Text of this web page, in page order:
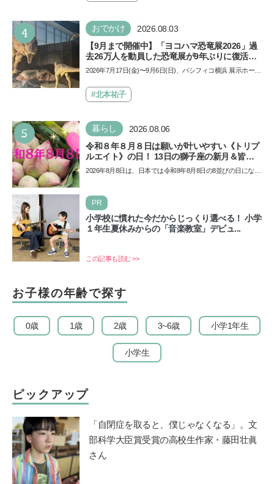
4 おでかけ 2026.08.03
【9月まで開催中】「ヨコハマ恐竜展2026」過
去26万人を動員した恐竜展が9年ぶりに復活！
夏休みのおでかけで楽しむポイントを完全ガイ
2026年7月17日(金)〜9月6日(日)、パシフィコ横浜 展示ホール
催…
#北本祐子
5 暮らし 2026.08.06
令和８年８月８日は願いが叶いやすい《トリプ
ルエイト》の日！ 13日の獅子座の新月＆皆既
日食の影響にも注目
2026年8月8日は、日本では令和8年8月8日の8並びの日になり
て…
PR
小学校に慣れた今だからじっくり選べる！ 小学
１年生夏休みからの「音楽教室」デビュ...
この記事も読む >>
お子様の年齢で探す
0歳 1歳 2歳 3~6歳 小学1年生
小学生
ピックアップ
「自閉症を取ると、僕じゃなくなる」。文
部科学大臣賞受賞の高校生作家・藤田壮眞
さん